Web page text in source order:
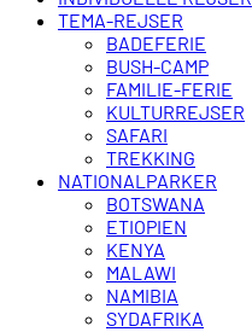
TEMA-REJSER
BADEFERIE
BUSH-CAMP
FAMILIE-FERIE
KULTURREJSER
SAFARI
TREKKING
NATIONALPARKER
BOTSWANA
ETIOPIEN
KENYA
MALAWI
NAMIBIA
SYDAFRIKA